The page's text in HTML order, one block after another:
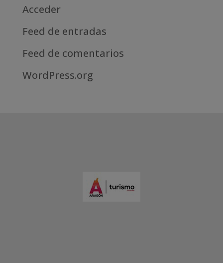
Acceder
Feed de entradas
Feed de comentarios
WordPress.org